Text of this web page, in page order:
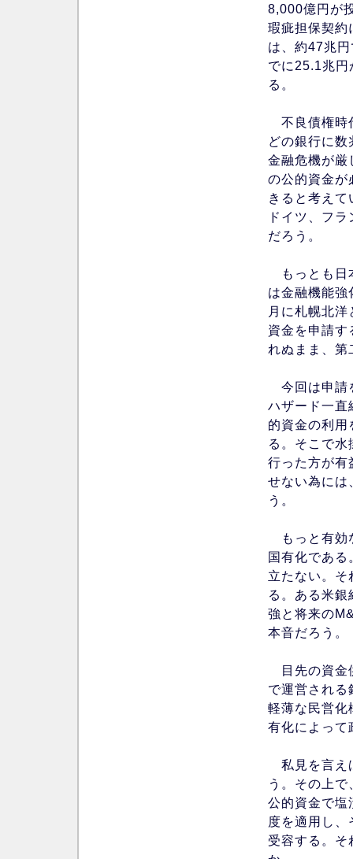
8,000億円が
瑕疵担保契約
は、約47兆
でに25.1兆円
る。
不良債権時
どの銀行に
金融危機が厳
の公的資金が
きると考え
ドイツ、フ
だろう。
もっとも日
は金融機能
月に札幌北
資金を申請す
れぬまま、第
今回は申請
ハザード一直
的資金の利用
る。そこで
行った方が有
せない為には
う。
もっと有効
国有化である
立たない。そ
る。ある米
強と将来の
本音だろう。
目先の資金
で運営される
軽薄な民営化
有化によって
私見を言え
う。その上
公的資金で塩
度を適用し
受容する。